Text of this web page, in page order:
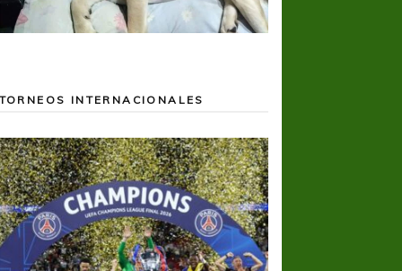
TORNEOS INTERNACIONALES